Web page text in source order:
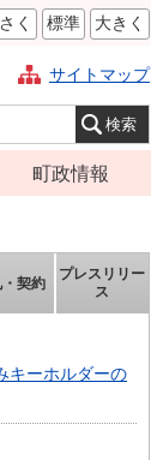
く 標準 大きく
サイトマップ
町政情報
組織案内
庁舎案内
ふるさと納税
・契約
プレスリリー
ス
キーホルダーの